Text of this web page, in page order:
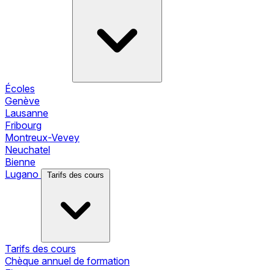
Écoles
Genève
Lausanne
Fribourg
Montreux-Vevey
Neuchatel
Bienne
Lugano
Tarifs des cours
Tarifs des cours
Chèque annuel de formation